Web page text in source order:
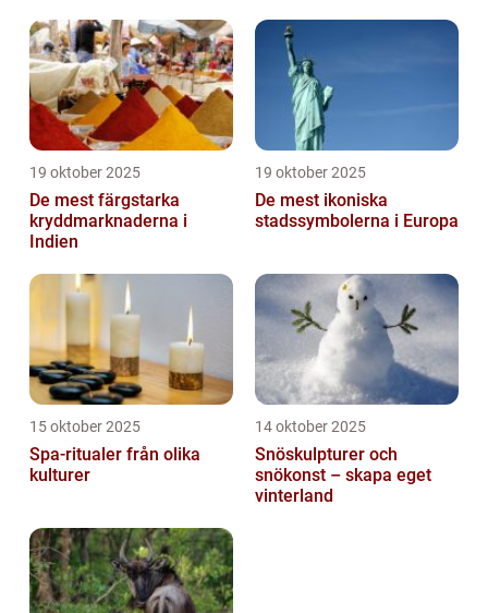
19 oktober 2025
De mest färgstarka
kryddmarknaderna i
Indien
19 oktober 2025
De mest ikoniska
stadssymbolerna i Europa
15 oktober 2025
Spa-ritualer från olika
kulturer
14 oktober 2025
Snöskulpturer och
snökonst – skapa eget
vinterland